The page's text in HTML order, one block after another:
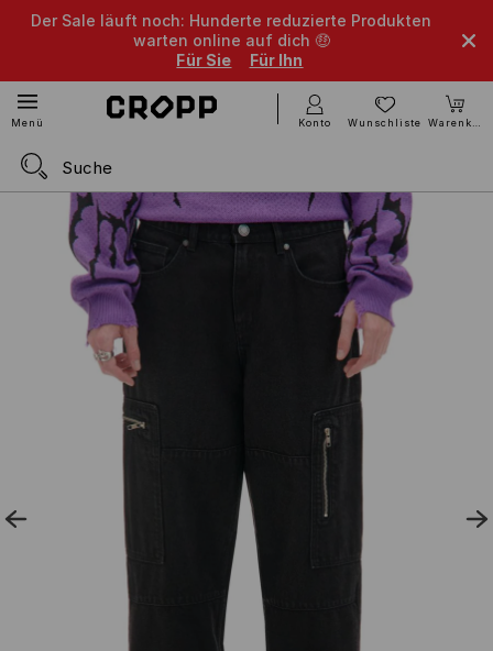
Der Sale läuft noch: Hunderte reduzierte Produkten
warten online auf dich 🤑
Für Sie
Für Ihn
Menü Konto Wunschliste Warenkorb